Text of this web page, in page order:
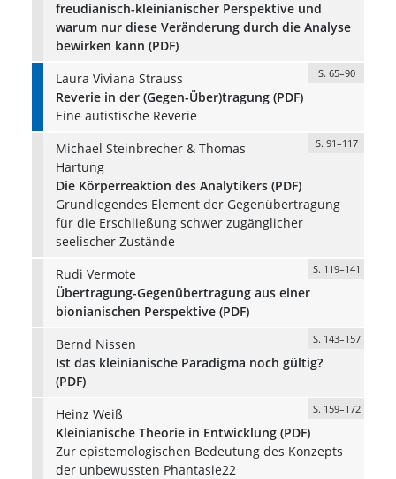
freudianisch-kleinianischer Perspektive und
warum nur diese Veränderung durch die Analyse
bewirken kann (PDF)
Laura Viviana Strauss
S. 65–90
Reverie in der (Gegen-Über)tragung (PDF)
Eine autistische Reverie
Michael Steinbrecher & Thomas
Hartung
S. 91–117
Die Körperreaktion des Analytikers (PDF)
Grundlegendes Element der Gegenübertragung
für die Erschließung schwer zugänglicher
seelischer Zustände
Rudi Vermote
S. 119–141
Übertragung-Gegenübertragung aus einer
bionianischen Perspektive (PDF)
Bernd Nissen
S. 143–157
Ist das kleinianische Paradigma noch gültig?
(PDF)
Heinz Weiß
S. 159–172
Kleinianische Theorie in Entwicklung (PDF)
Zur epistemologischen Bedeutung des Konzepts
der unbewussten Phantasie22